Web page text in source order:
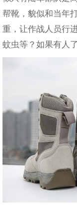
帮靴，貌似和当年
重，让作战人员行
蚊虫等？如果有人